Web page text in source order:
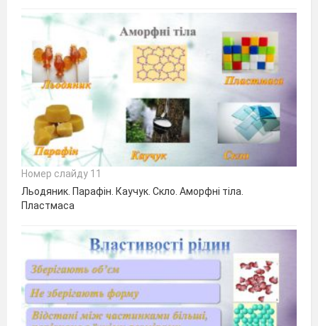
Номер слайду 11
Льодяник. Парафін. Каучук. Скло. Аморфні тіла.
Пластмаса